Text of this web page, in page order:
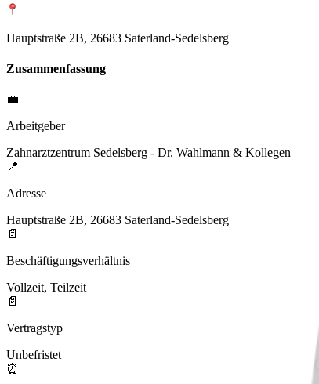
Hauptstraße 2B, 26683 Saterland-Sedelsberg
Zusammenfassung
💼
Arbeitgeber
Zahnarztzentrum Sedelsberg - Dr. Wahlmann & Kollegen
📍
Adresse
Hauptstraße 2B, 26683 Saterland-Sedelsberg
📄
Beschäftigungsverhältnis
Vollzeit, Teilzeit
📄
Vertragstyp
Unbefristet
⏰